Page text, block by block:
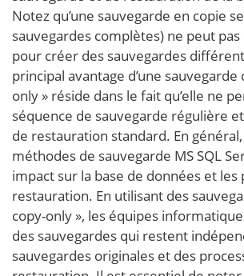
Notez qu’une sauvegarde en copie
sauvegardes complètes) ne peut
pour créer des sauvegardes
principal avantage d’une sauvegarde
only » réside dans le fait qu’elle ne
séquence de sauvegarde régulière
de restauration standard. En
méthodes de sauvegarde MS SQL
impact sur la base de données et les
restauration. En utilisant des
copy-only », les équipes
des sauvegardes qui restent
sauvegardes originales et des